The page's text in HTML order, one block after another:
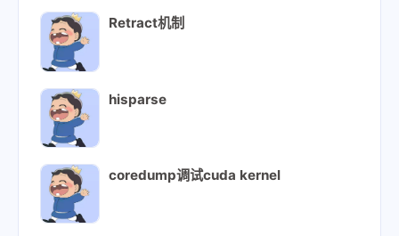
Retract机制
hisparse
coredump调试cuda kernel